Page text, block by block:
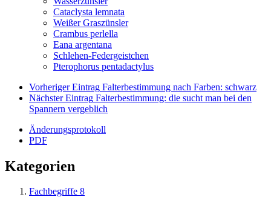
Cataclysta lemnata
Weißer Graszünsler
Crambus perlella
Eana argentana
Schlehen-Federgeistchen
Pterophorus pentadactylus
Vorheriger Eintrag Falterbestimmung nach Farben: schwarz
Nächster Eintrag Falterbestimmung: die sucht man bei den
Spannern vergeblich
Änderungsprotokoll
PDF
Kategorien
Fachbegriffe 8